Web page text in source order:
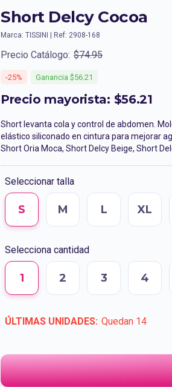
Short Delcy Cocoa
Marca: TISSINI | Ref: 2908-168
Precio Catálogo: $74.95
-25% Ganancia $56.21
Precio mayorista: $56.21
Short levanta cola y control de abdomen.
elástico siliconado en cintura para mejorar
Short Oria Moca, Short Delcy Beige, Short
Seleccionar talla
S M L XL
Selecciona cantidad
1 2 3 4
ÚLTIMAS UNIDADES: Quedan 14